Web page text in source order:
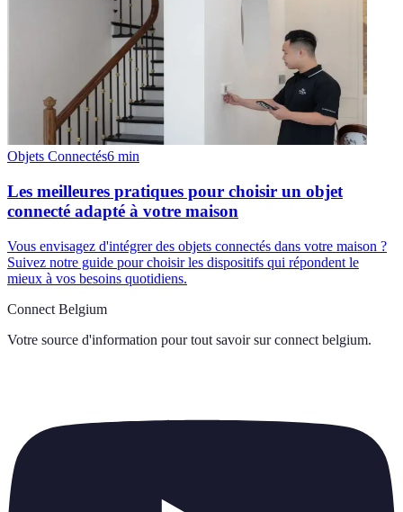
Objets Connectés6 min
Les meilleures pratiques pour choisir un objet
connecté adapté à votre maison
Vous envisagez d'intégrer des objets connectés dans votre maison ?
Suivez notre guide pour choisir les dispositifs qui répondent le
mieux à vos besoins quotidiens.
Connect Belgium
Votre source d'information pour tout savoir sur connect belgium.